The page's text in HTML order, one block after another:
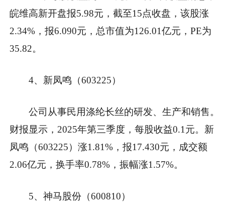
皖维高新开盘报5.98元，截至15点收盘，该股涨
2.34%，报6.090元，总市值为126.01亿元，PE为
35.82。
4、新凤鸣（603225）
公司从事民用涤纶长丝的研发、生产和销售。
财报显示，2025年第三季度，每股收益0.1元。新
凤鸣（603225）涨1.81%，报17.430元，成交额
2.06亿元，换手率0.78%，振幅涨1.57%。
5、神马股份（600810）